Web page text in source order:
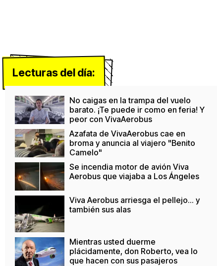
Lecturas del día:
No caigas en la trampa del vuelo
barato. ¡Te puede ir como en feria! Y
peor con VivaAerobus
Azafata de VivaAerobus cae en
broma y anuncia al viajero "Benito
Camelo"
Se incendia motor de avión Viva
Aerobus que viajaba a Los Ángeles
Viva Aerobus arriesga el pellejo... y
también sus alas
Mientras usted duerme
plácidamente, don Roberto, vea lo
que hacen con sus pasajeros